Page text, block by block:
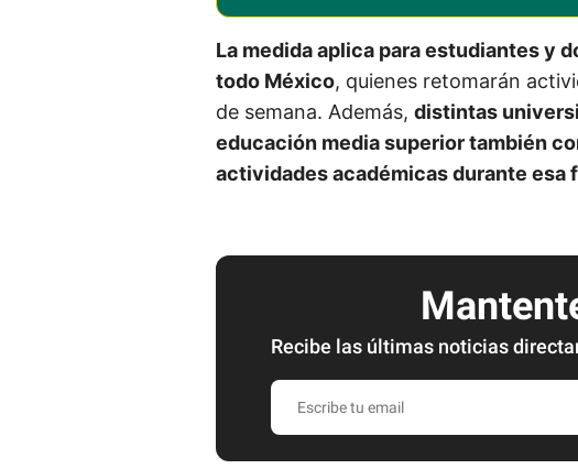
La medida aplica para estudiantes y
todo México, quienes retomarán
de semana. Además, distintas
educación media superior también
actividades académicas durante esa
Recibe las últimas noticias
E
s
c